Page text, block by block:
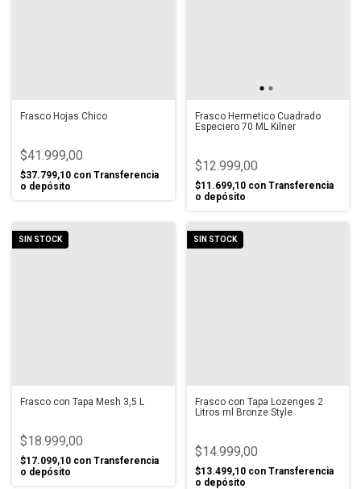
Frasco Hojas Chico
$41.999,00
$37.799,10 con Transferencia
o depósito
Frasco Hermetico Cuadrado
Especiero 70 ML Kilner
$12.999,00
$11.699,10 con Transferencia
o depósito
SIN STOCK
Frasco con Tapa Mesh 3,5 L
$18.999,00
$17.099,10 con Transferencia
o depósito
SIN STOCK
Frasco con Tapa Lozenges 2
Litros ml Bronze Style
$14.999,00
$13.499,10 con Transferencia
o depósito